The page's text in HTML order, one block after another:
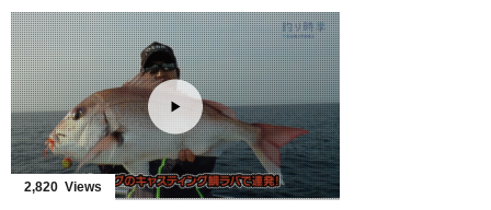
つカルティバフィールドテスター佐藤文紀さ
んが、秋田県を流れる大河・米代川でサクラ
マスを狙います。
■使用アイテム
STX-38ZN
STX-45ZN
OWNERMOVIEhttp://ownertv.jp/
オーナーばりwebsite
http://www.owner.co.jp
2,820